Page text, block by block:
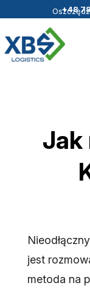
+48
Jak
jest
metoda na